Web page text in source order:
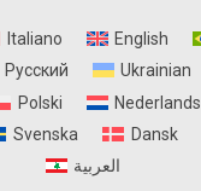
Italiano English
Русский Ukrainian
Polski Nederlands
Svenska Dansk
العربية